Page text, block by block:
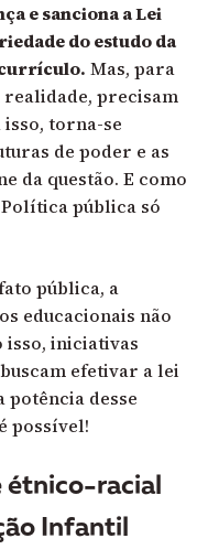
e sanciona a Lei
do estudo da
Mas, para
realidade, precisam
torna-se
de poder e as
da questão. E como
pública só
pública, a
educacionais não
isso, iniciativas
efetivar a lei
potência desse
possível!
étnico-racial
Infantil